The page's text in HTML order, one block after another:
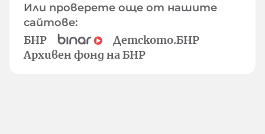
Или проверете още от нашите
сайтове:
БНР
Детското.БНР
Архивен фонд на БНР